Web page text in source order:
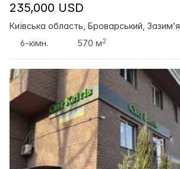
235,000 USD
Київська область, Броварський, Зазим’я
6-кімн.
570 м2